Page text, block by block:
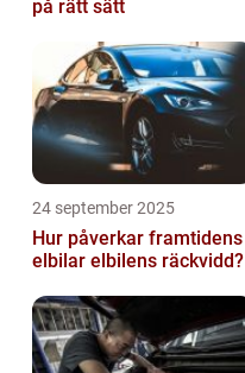
på rätt sätt
24 september 2025
Hur påverkar framtidens
elbilar elbilens räckvidd?